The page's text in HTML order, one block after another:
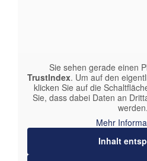
Sie sehen gerade einen
TrustIndex. Um auf den
klicken Sie auf die
Sie, dass dabei Daten an
werden.
Mehr
Inhalt